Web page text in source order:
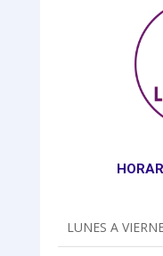
LUNES A